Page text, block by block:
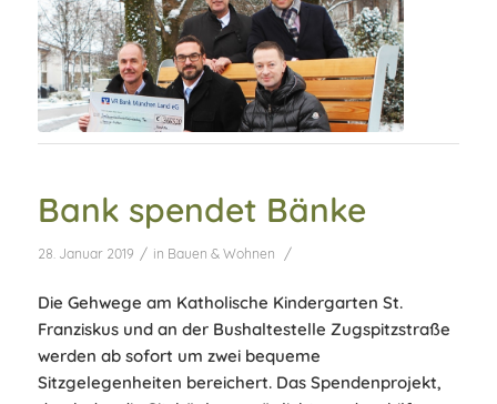
Bank spendet Bänke
28. Januar 2019 / in Bauen & Wohnen /
Die Gehwege am Katholische Kindergarten St.
Franziskus und an der Bushaltestelle Zugspitzstraße
werden ab sofort um zwei bequeme
Sitzgelegenheiten bereichert. Das Spendenprojekt,